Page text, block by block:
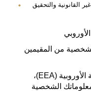
القانونية والتحقيق
من المقيمين
إذا كنت تعيش ضمن المنطقة الاقتصادية الأوروبية (EEA)،
الشخصية